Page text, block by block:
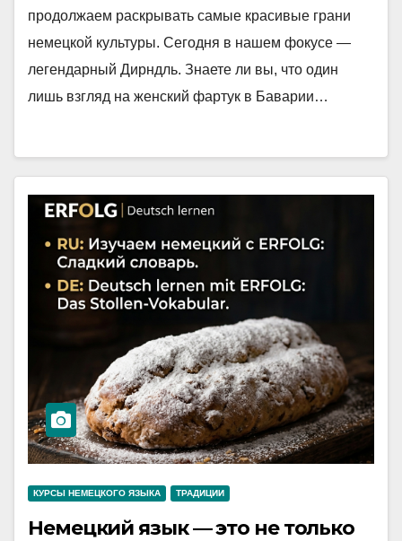
продолжаем раскрывать самые красивые грани
немецкой культуры. Сегодня в нашем фокусе —
легендарный Дирндль. Знаете ли вы, что один
лишь взгляд на женский фартук в Баварии…
КУРСЫ НЕМЕЦКОГО ЯЗЫКА ТРАДИЦИИ
Немецкий язык — это не только